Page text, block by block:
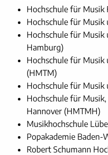
Hochschule für Musik
Hochschule für Musik
Hochschule für
Hamburg)
Hochschule für Musik
(HMTM)
Hochschule für Musik
Hochschule für
Hannover (HMTMH)
Musikhochschule
Popakademie Baden-
Robert Schumann